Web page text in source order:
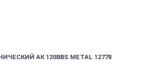
АК 120BBS METAL 12778